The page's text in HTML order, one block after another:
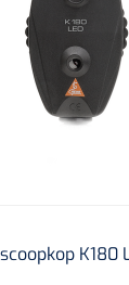
K180